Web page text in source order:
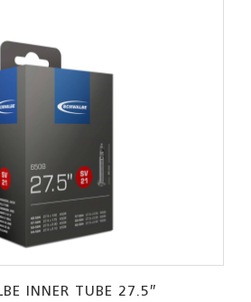
INNER TUBE 27.5″